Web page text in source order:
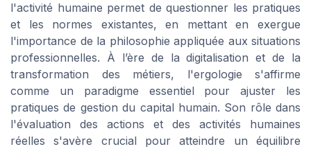
l'activité humaine permet de questionner les pratiques
et les normes existantes, en mettant en exergue
l'importance de la philosophie appliquée aux situations
professionnelles. À l’ère de la digitalisation et de la
transformation des métiers, l'ergologie s'affirme
comme un paradigme essentiel pour ajuster les
pratiques de gestion du capital humain. Son rôle dans
l'évaluation des actions et des activités humaines
réelles s'avère crucial pour atteindre un équilibre